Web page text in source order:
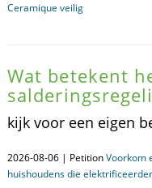
Ceramique veilig
Wat betekent
kijk voor een eigen
2026-08-06 | PetitionVoorkom
huishoudens die